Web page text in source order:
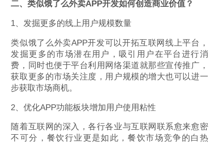
二、类似饿了么外卖APP开发如何创造商业价值？
1、发掘更多的线上用户规模数量
类似饿了么外卖APP开发可以开拓互联网线上平台，
发掘更多的市场潜在用户，吸引用户在平台进行消
费，同时也便于平台利用网络渠道就那些宣传推广，
获取更多的市场关注度，用户规模的增大也可以进一
步获取市场商机。
2、优化APP功能板块增加用户使用粘性
随着互联网的深入，各行各业与互联网联系愈来愈密
不可分，餐饮行业更是如此，餐饮市场竞争的白热